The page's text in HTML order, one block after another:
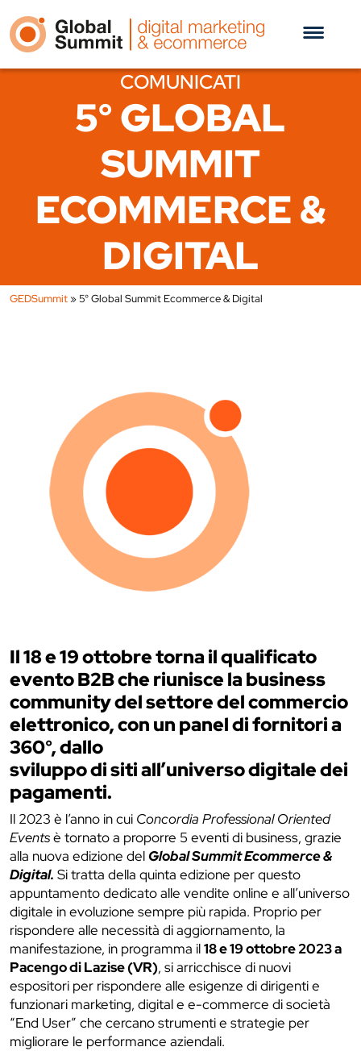
COMUNICATI
5° GLOBAL
SUMMIT
ECOMMERCE &
DIGITAL
GEDSummit» 5° Global Summit Ecommerce & Digital
Il 18 e 19 ottobre torna il qualificato
evento B2B che riunisce la business
community del settore del commercio
elettronico, con un panel di fornitori a
360°, dallo
sviluppo di siti all’universo digitale dei
pagamenti.
Il 2023 è l’anno in cui Concordia Professional Oriented
Eventsè tornato a proporre 5 eventi di business, grazie
alla nuova edizione delGlobal Summit Ecommerce &
Digital. Si tratta della quinta edizione per questo
appuntamento dedicato alle vendite online e all’universo
digitale in evoluzione sempre più rapida. Proprio per
rispondere alle necessità di aggiornamento, la
manifestazione, in programma il18 e 19 ottobre 2023 a
Pacengo di Lazise (VR), si arricchisce di nuovi
espositori per rispondere alle esigenze di dirigenti e
funzionari marketing, digital e e-commerce di società
“End User” che cercano strumenti e strategie per
migliorare le performance aziendali.